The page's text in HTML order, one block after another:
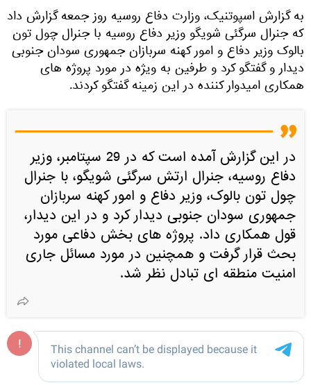
به گزارش اسپوتنیک، وزارت دفاع روسیه روز جمعه گزارش داد
که جنرال سرگئی شویگو وزیر دفاع روسیه با جنرال چول تون
بالوک وزیر دفاع و امور کهنه سربازان جمهوری سودان جنوبی
دیدار و گفتگو کرد و طرفین به ویژه در مورد پروژه های
همکاری امیدوار کننده در این زمینه گفتگو کردند.
در این گزارش آمده است که در 29 سپتامبر، وزیر
دفاع روسیه، جنرال ارتش سرگئی شویگو، با جنرال
چول تون بالوک، وزیر دفاع و امور کهنه سربازان
جمهوری سودان جنوبی دیدار کرد و در این دیدار،
قول همکاری داد. پروژه های بخش دفاعی مورد
بحث قرار گرفت و همچنین در مورد مسائل جاری
امنیت منطقه ای تبادل نظر شد.